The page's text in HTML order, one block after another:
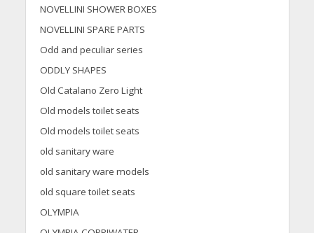
NOVELLINI SHOWER BOXES
NOVELLINI SPARE PARTS
Odd and peculiar series
ODDLY SHAPES
Old Catalano Zero Light
Old models toilet seats
Old models toilet seats
old sanitary ware
old sanitary ware models
old square toilet seats
OLYMPIA